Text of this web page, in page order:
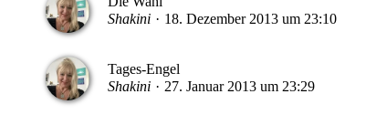
Shakini 18. Dezember 2013 um 23:10
Tages-Engel
Shakini 27. Januar 2013 um 23:29